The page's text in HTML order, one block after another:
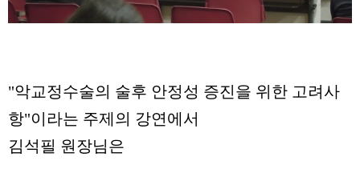
"악교정수술의 술후 안정성 증진을 위한 고려사
항"이라는 주제의 강연에서
김석필 원장님은